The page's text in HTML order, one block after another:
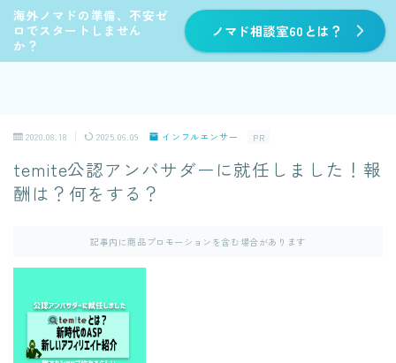
海外ノマドの準備、不安ゼ
ロでスタートしません
か？
ノマド相談室60とは？
2020.08.18 2025.06.09 インフルエンサー PR
temite公認アンバサダーに就任しました！報
酬は？何をする？
記事内に商品プロモーションを含む場合があります